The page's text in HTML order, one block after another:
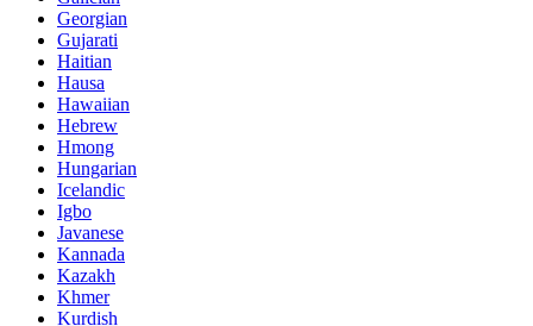
Georgian
Gujarati
Haitian
Hausa
Hawaiian
Hebrew
Hmong
Hungarian
Icelandic
Igbo
Javanese
Kannada
Kazakh
Khmer
Kurdish